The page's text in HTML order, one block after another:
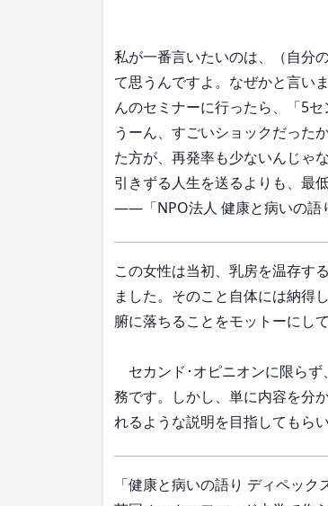
私が一番言いたいのは、（自分
て思うんですよ。なぜかと言い
んのセミナーに行ったら、「5
うーん、すごいショックだった
た方が、再発率も少ないんじゃ
引きずる人生を送るよりも、最
――「NPO法人 健康と病いの語
この女性は当初、乳房を温存す
ました。そのこと自体には納得
腑に落ちることをモットーにし
セカンド･オピニオンに限らず
務です。しかし、単に内容を分
れるような説明を目指してもら
「健康と病いの語り ディペック